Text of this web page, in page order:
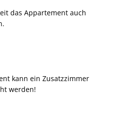
das Appartement auch
kann ein Zusatzzimmer
werden!